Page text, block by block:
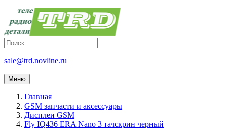
sale@trd.novline.ru
Меню
Главная
GSM запчасти и аксессуары
Дисплеи GSM
Fly IQ436 ERA Nano 3 тачскрин черный